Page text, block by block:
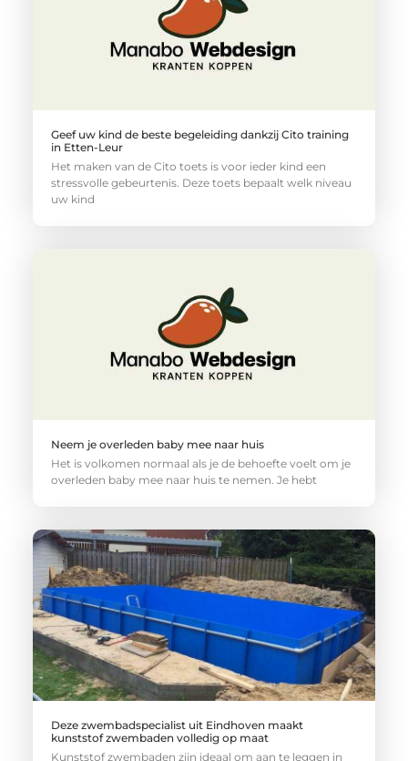
Geef uw kind de beste begeleiding dankzij Cito training
in Etten-Leur
Het maken van de Cito toets is voor ieder kind een
stressvolle gebeurtenis. Deze toets bepaalt welk niveau
uw kind
Neem je overleden baby mee naar huis
Het is volkomen normaal als je de behoefte voelt om je
overleden baby mee naar huis te nemen. Je hebt
Deze zwembadspecialist uit Eindhoven maakt
kunststof zwembaden volledig op maat
Kunststof zwembaden zijn ideaal om aan te leggen in